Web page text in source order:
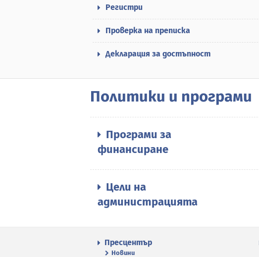
Регистри
Проверка на преписка
Декларация за достъпност
Политики и програми
Програми за
финансиране
Цели на
администрацията
Пресцентър
Новини